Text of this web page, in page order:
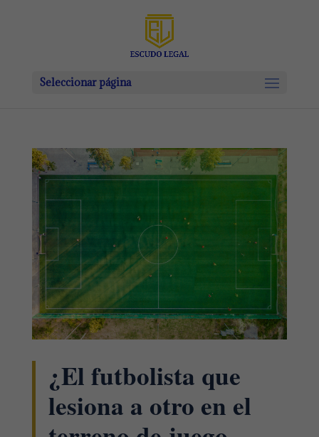
Seleccionar página
¿El futbolista que
lesiona a otro en el